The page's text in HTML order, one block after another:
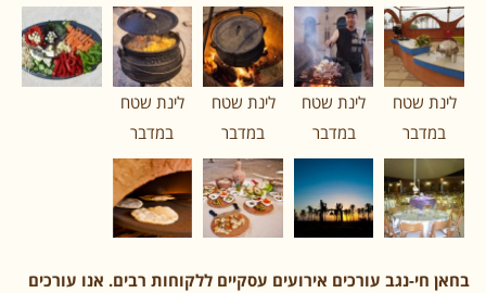
לינת שטח
במדבר
לינת שטח
במדבר
לינת שטח
במדבר
לינת שטח
במדבר
בחאן חי-נגב עורכים אירועים עסקיים ללקוחות רבים. אנו עורכים